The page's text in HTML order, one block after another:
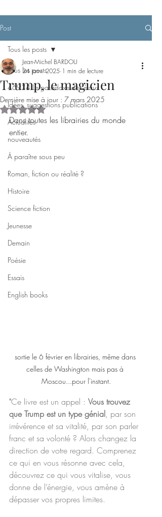
Post
Tous les posts
46934 Le paradoxe des étaux
Idées, suggestions publications
Actualités
nouveautés
À paraître sous peu
Roman, fiction ou réalité ?
Histoire
Science fiction
Jeunesse
Demain
Poésie
Essais
English books
Tous les posts
Trump, le magicien
Jean-Michel BARDOU
24 janv. 2025 1 min de lecture
Dernière mise à jour : 7 mars 2025
Noté NaN étoiles sur 5.
Dans toutes les librairies du monde
entier.
sortie le 6 février en librairies, même dans
celles de Washington mais pas à
Moscou...pour l'instant.
"Ce livre est un appel : Vous trouvez
que Trump est un type génial, par son
irrévérence et sa vitalité, par son parler
franc et sa volonté ? Alors changez la
direction de votre regard. Comprenez
ce qui en vous résonne avec cela,
découvrez ce qui vous vitalise, vous
donne de l’énergie, vous amène à
dépasser vos propres limites.